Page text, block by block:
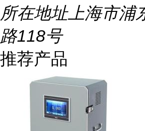
所在地址上海市浦
路118号
推荐产品